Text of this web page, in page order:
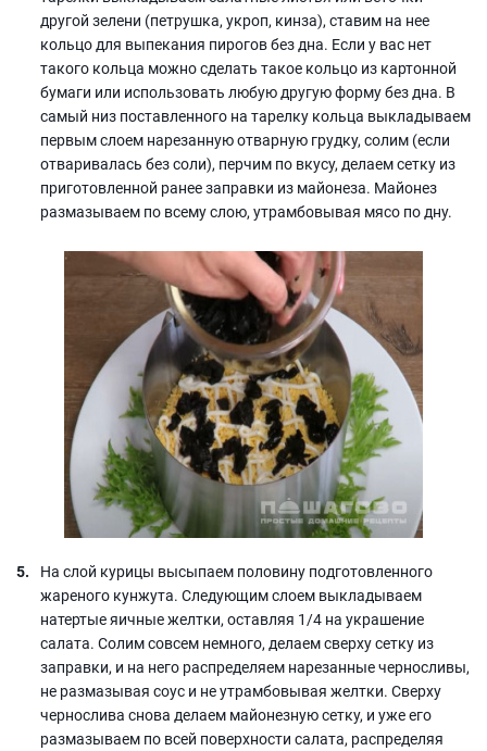
другой зелени (петрушка, укроп, кинза), ставим на нее
кольцо для выпекания пирогов без дна. Если у вас нет
такого кольца можно сделать такое кольцо из картонной
бумаги или использовать любую другую форму без дна. В
самый низ поставленного на тарелку кольца выкладываем
первым слоем нарезанную отварную грудку, солим (если
отваривалась без соли), перчим по вкусу, делаем сетку из
приготовленной ранее заправки из майонеза. Майонез
размазываем по всему слою, утрамбовывая мясо по дну.
На слой курицы высыпаем половину подготовленного
жареного кунжута. Следующим слоем выкладываем
натертые яичные желтки, оставляя 1/4 на украшение
салата. Солим совсем немного, делаем сверху сетку из
заправки, и на него распределяем нарезанные черносливы,
не размазывая соус и не утрамбовывая желтки. Сверху
чернослива снова делаем майонезную сетку, и уже его
размазываем по всей поверхности салата, распределяя